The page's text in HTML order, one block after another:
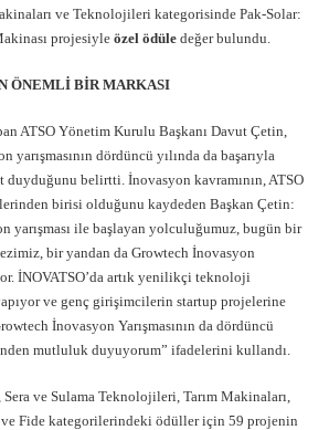
ve Teknolojileri kategorisinde Pak-Solar:
projesiyle özel ödüle değer bulundu.
ÖNEMLİ BİR MARKASI
ATSO Yönetim Kurulu Başkanı Davut Çetin,
yarışmasının dördüncü yılında da başarıyla
duyduğunu belirtti. İnovasyon kavramının, ATSO
birisi olduğunu kaydeden Başkan Çetin:
yarışması ile başlayan yolculuğumuz, bugün bir
bir yandan da Growtech İnovasyon
İNOVATSO’da artık yenilikçi teknoloji
ve genç girişimcilerin startup projelerine
İnovasyon Yarışmasının da dördüncü
mutluluk duyuyorum” ifadelerini kullandı.
ve Sulama Teknolojileri, Tarım Makinaları,
ve Fide kategorilerindeki ödüller için 59 projenin